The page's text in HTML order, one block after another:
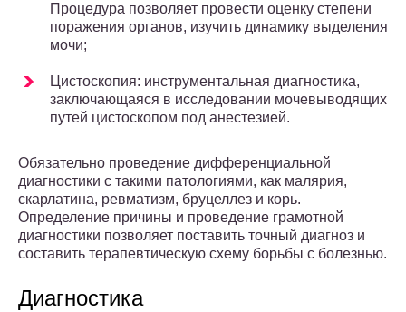
Процедура позволяет провести оценку степени
поражения органов, изучить динамику выделения
мочи;
Цистоскопия: инструментальная диагностика,
заключающаяся в исследовании мочевыводящих
путей цистоскопом под анестезией.
Обязательно проведение дифференциальной
диагностики с такими патологиями, как малярия,
скарлатина, ревматизм, бруцеллез и корь.
Определение причины и проведение грамотной
диагностики позволяет поставить точный диагноз и
составить терапевтическую схему борьбы с болезнью.
Диагностика